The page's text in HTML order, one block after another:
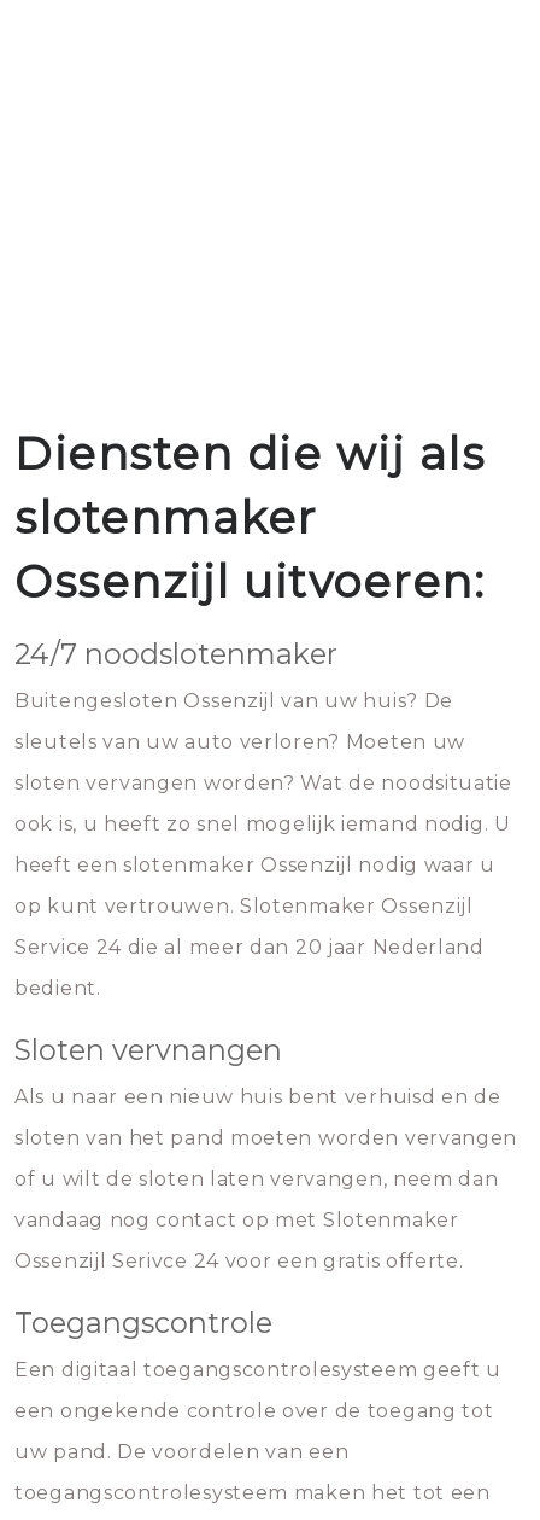
Diensten die wij als
slotenmaker
Ossenzijl uitvoeren:
24/7 noodslotenmaker
Buitengesloten Ossenzijl van uw huis? De
sleutels van uw auto verloren? Moeten uw
sloten vervangen worden? Wat de noodsituatie
ook is, u heeft zo snel mogelijk iemand nodig. U
heeft een slotenmaker Ossenzijl nodig waar u
op kunt vertrouwen. Slotenmaker Ossenzijl
Service 24 die al meer dan 20 jaar Nederland
bedient.
Sloten vervnangen
Als u naar een nieuw huis bent verhuisd en de
sloten van het pand moeten worden vervangen
of u wilt de sloten laten vervangen, neem dan
vandaag nog contact op met Slotenmaker
Ossenzijl Serivce 24 voor een gratis offerte.
Toegangscontrole
Een digitaal toegangscontrolesysteem geeft u
een ongekende controle over de toegang tot
uw pand. De voordelen van een
toegangscontrolesysteem maken het tot een